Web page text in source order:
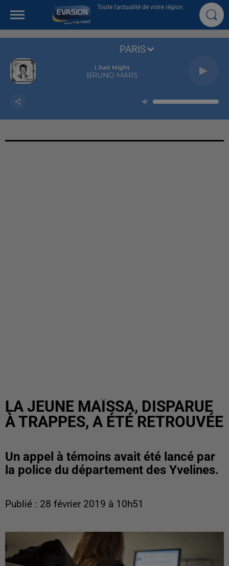
Toute l'actualité de votre région
I Just Might
BRUNO MARS
PARIS
LA JEUNE MAÏSSA, DISPARUE
À TRAPPES, A ÉTÉ RETROUVÉE
Un appel à témoins avait été lancé par
la police du département des Yvelines.
Publié : 28 février 2019 à 10h51